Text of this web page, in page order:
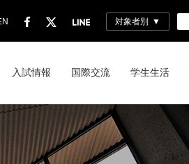
対象者別
入試情報 国際交流 学生生活